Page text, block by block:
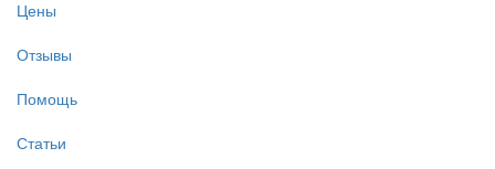
Цены
Отзывы
Помощь
Статьи